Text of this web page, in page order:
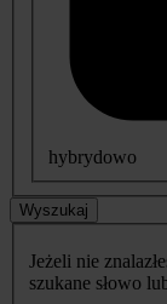
hybrydowo
Wyszukaj
Jeżeli nie
szukane słowo